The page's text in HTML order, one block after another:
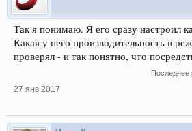
Так я понимаю. Я его сразу настроил
Какая у него производительность в
проверял - и так понятно, что
Последнее
27 янв 2017